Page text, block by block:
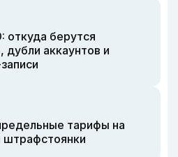
откуда берутся
аккаунтов и
тарифы на